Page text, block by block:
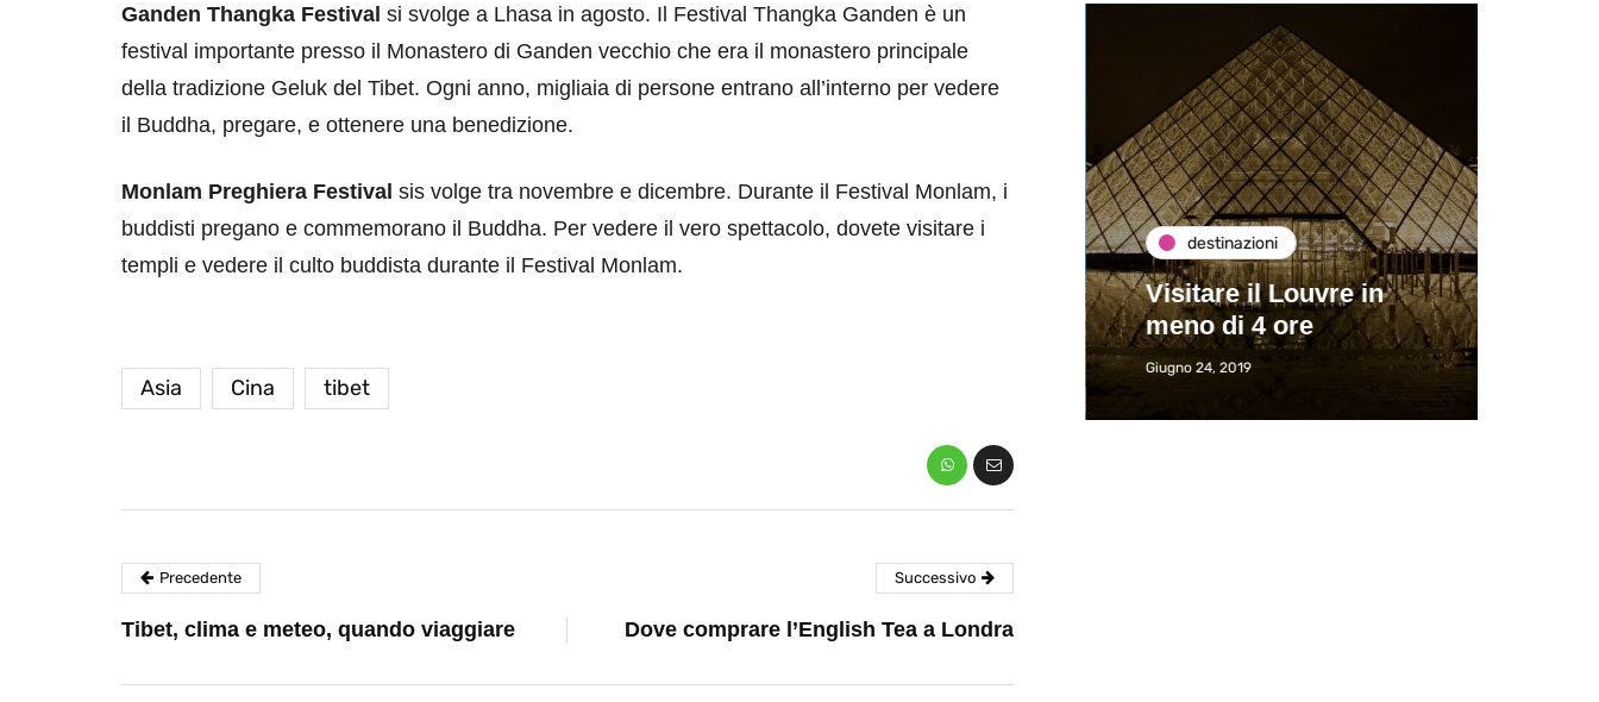
Ganden Thangka Festival si svolge a Lhasa in agosto. Il Festival Thangka Ganden è un
festival importante presso il Monastero di Ganden vecchio che era il monastero principale
della tradizione Geluk del Tibet. Ogni anno, migliaia di persone entrano all’interno per vedere
il Buddha, pregare, e ottenere una benedizione.
Monlam Preghiera Festival sis volge tra novembre e dicembre. Durante il Festival Monlam, i
buddisti pregano e commemorano il Buddha. Per vedere il vero spettacolo, dovete visitare i
templi e vedere il culto buddista durante il Festival Monlam.
Asia Cina tibet
Giugno 26, 2013
eventi destinazioni
Visitare il Louvre in
meno di 4 ore
Giugno 24, 2019
Precedente
Tibet, clima e meteo, quando viaggiare
Successivo
Dove comprare l’English Tea a Londra